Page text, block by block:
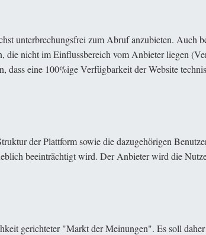
unterbrechungsfrei zum Abruf anzubieten. Auch
die nicht im Einflussbereich vom Anbieter liegen
dass eine 100%ige Verfügbarkeit der Website
der Plattform sowie die dazugehörigen
beeinträchtigt wird. Der Anbieter wird die
gerichteter "Markt der Meinungen". Es soll